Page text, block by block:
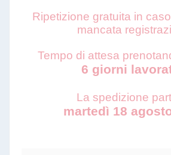
Ripetizione gratuita in
mancata
Tempo di attesa
6 giorni
La spedizione
martedì 18